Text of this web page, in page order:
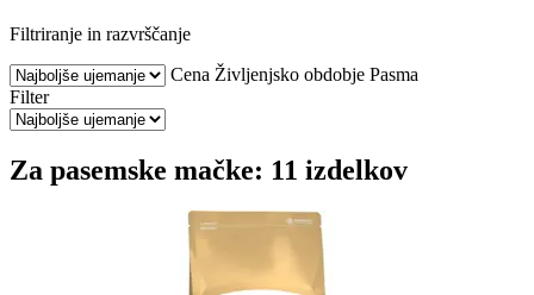
Filtriranje in razvrščanje
Cena Življenjsko obdobje Pasma
Filter
Za pasemske mačke: 11 izdelkov